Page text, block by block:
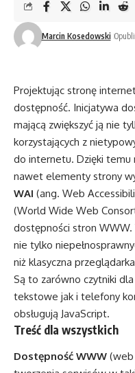
Marcin Kosedowski
Projektując stronę
dostępność. Inicjatywa
mającą zwiększyć ją nie
korzystających z
do internetu. Dzięki temu
nawet elementy strony
WAI (ang. Web
(World Wide Web
dostępności stron
nie tylko
niż klasyczna
Są to zarówno czytniki
tekstowe jak i telefony
obsługują JavaScript.
Treść dla wszystkich
Dostępność WWW